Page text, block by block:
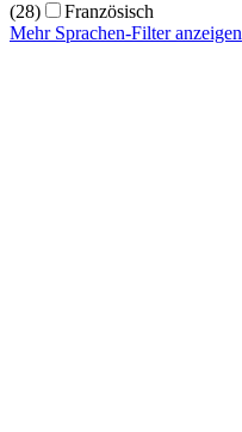
(28)
Französisch
Mehr Sprachen-Filter anzeigen